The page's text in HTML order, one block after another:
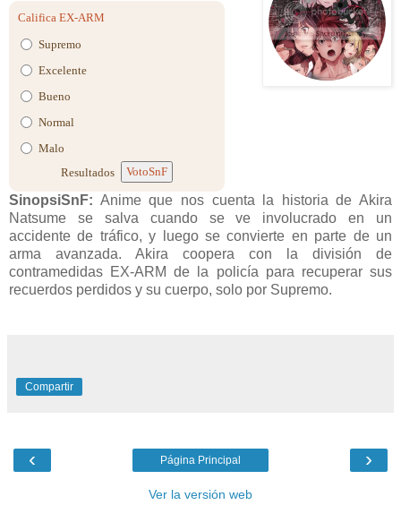
Califica EX-ARM
Supremo
Excelente
Bueno
Normal
Malo
Resultados
VotoSnF
SinopsiSnF: Anime que nos cuenta la historia de Akira
Natsume se salva cuando se ve involucrado en un
accidente de tráfico, y luego se convierte en parte de un
arma avanzada. Akira coopera con la división de
contramedidas EX-ARM de la policía para recuperar sus
recuerdos perdidos y su cuerpo, solo por Supremo.
Compartir
‹ ›
Página Principal
Ver la versión web